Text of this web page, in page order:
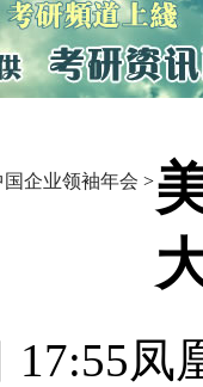
企业领袖年会 >
17:55凤